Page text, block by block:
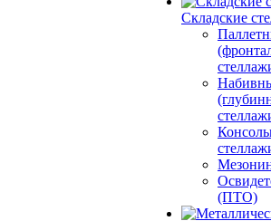
Складские
(ПТО)